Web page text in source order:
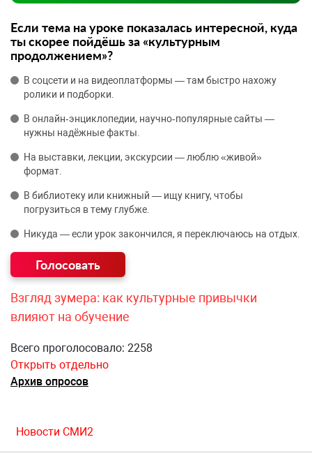
Если тема на уроке показалась интересной, куда
ты скорее пойдёшь за «культурным
продолжением»?
В соцсети и на видеоплатформы — там быстро нахожу
ролики и подборки.
В онлайн‑энциклопедии, научно‑популярные сайты —
нужны надёжные факты.
На выставки, лекции, экскурсии — люблю «живой»
формат.
В библиотеку или книжный — ищу книгу, чтобы
погрузиться в тему глубже.
Никуда — если урок закончился, я переключаюсь на отдых.
Взгляд зумера: как культурные привычки
влияют на обучение
Всего проголосовало: 2258
Открыть отдельно
Архив опросов
Новости СМИ2